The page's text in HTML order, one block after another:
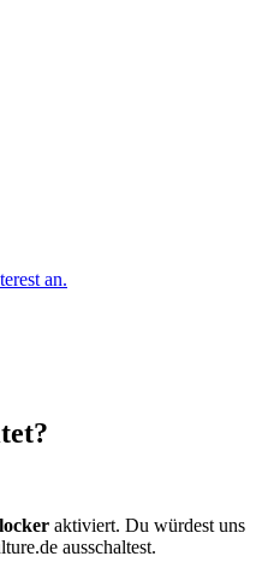
an.
aktiviert. Du würdest uns
ausschaltest.